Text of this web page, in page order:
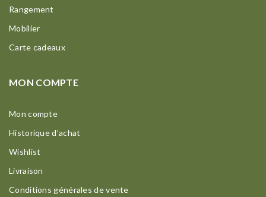
Rangement
Mobilier
Carte cadeaux
MON COMPTE
Mon compte
Historique d’achat
Wishlist
Livraison
Conditions générales de vente